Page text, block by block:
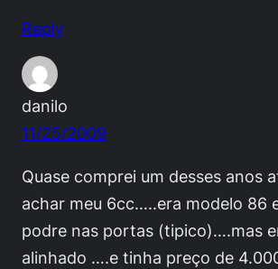
Reply
danilo
11/25/2009
Quase comprei um desses anos
achar meu 6cc…..era modelo 86
podre nas portas (tipico)….mas
alinhado ….e tinha preço de